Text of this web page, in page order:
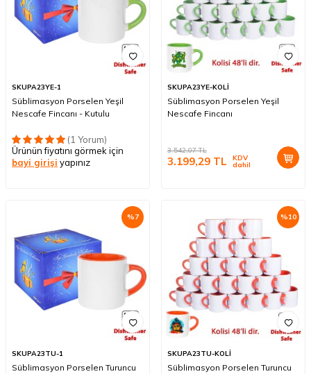
SKUPA23YE-1
Süblimasyon Porselen Yeşil
Nescafe Fincanı - Kutulu
(1 Yorum)
Ürünün fiyatını görmek için
bayi girişi yapınız
SKUPA23YE-KOLİ
Süblimasyon Porselen Yeşil
Nescafe Fincanı
3.542,07TL
3.199,29 TL KDV
dahil
%7
SKUPA23TU-1
Süblimasyon Porselen Turuncu
%10
SKUPA23TU-KOLİ
Süblimasyon Porselen Turuncu